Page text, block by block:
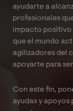
comodidad
recursos online.
ayudarte a
profesionales
impacto positivo
que el mundo
agilizadores del
apoyarte para
Con este fin,
ayudas y